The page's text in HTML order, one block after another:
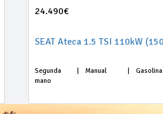
24.490€
Segunda
mano
Manual Gasolina